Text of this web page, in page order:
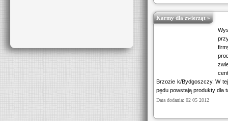
Karmy dla zwierząt »
Brzozie k/Bydgoszczy. W
pędu powstają produkty dla
Data dodania: 02 05 2012